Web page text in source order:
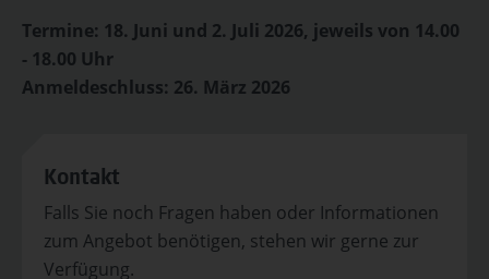
Termine: 18. Juni und 2. Juli 2026, jeweils von 14.00
- 18.00 Uhr
Anmeldeschluss: 26. März 2026
Kontakt
Falls Sie noch Fragen haben oder Informationen
zum Angebot benötigen, stehen wir gerne zur
Verfügung.